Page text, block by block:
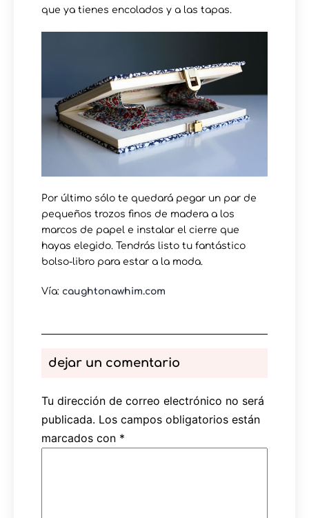
que ya tienes encolados y a las tapas.
Por último sólo te quedará pegar un par de
pequeños trozos finos de madera a los
marcos de papel e instalar el cierre que
hayas elegido. Tendrás listo tu fantástico
bolso-libro para estar a la moda.
Vía: caughtonawhim.com
dejar un comentario
Tu dirección de correo electrónico no será
publicada. Los campos obligatorios están
marcados con *